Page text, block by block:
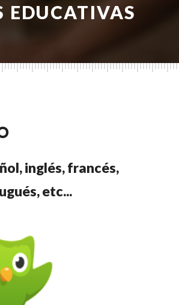
EDUCATIVAS
inglés, francés,
etc...